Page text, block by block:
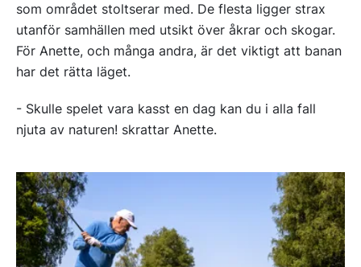
som området stoltserar med. De flesta ligger strax
utanför samhällen med utsikt över åkrar och skogar.
För Anette, och många andra, är det viktigt att banan
har det rätta läget.
- Skulle spelet vara kasst en dag kan du i alla fall
njuta av naturen! skrattar Anette.